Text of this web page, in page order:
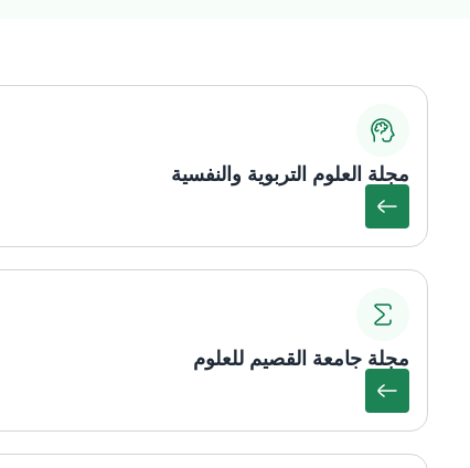
مجلة العلوم التربوية والنفسية
مجلة جامعة القصيم للعلوم